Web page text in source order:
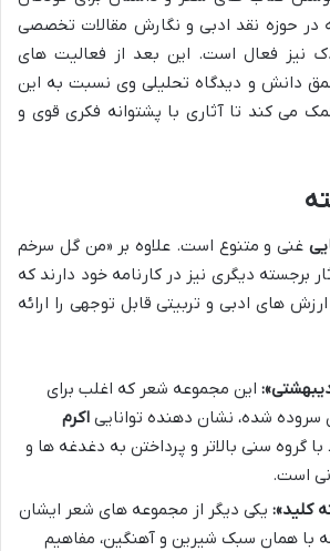
در حوزه نقد ادبی و نگارش مقالات تخصصی
نیز فعال است. این بعد از فعالیت های
دانش و دیدگاه تحلیلی وی نسبت به این
می کند تا آثاری با پشتوانه فکری قوی و
غنی و متنوع است. علاوه بر «من گل سرخم
برجسته دیگری نیز در کارنامه خود دارند که
های ادبی و تربیتی قابل توجهی را ارائه
این مجموعه شعر که اغلب برای
سروده شده، نشان دهنده توانایی اکرم
با گروه سنی بالاتر و پرداختن به دغدغه ها و
است.
کلید»: یکی دیگر از مجموعه های شعر ایشان
که با همان سبک شیرین و آهنگین، مفاهیم